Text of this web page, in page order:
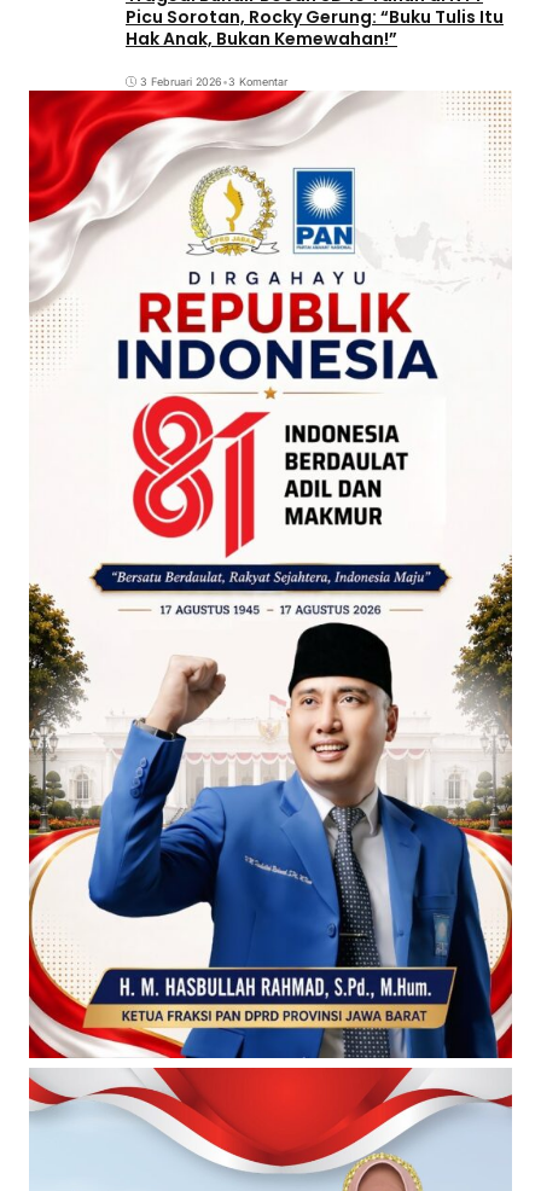
Picu Sorotan, Rocky Gerung: “Buku Tulis Itu
Hak Anak, Bukan Kemewahan!”
3 Februari 2026•3 Komentar